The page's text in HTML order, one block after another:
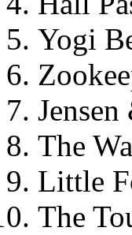
Yogi
Jensen
The
Little
The